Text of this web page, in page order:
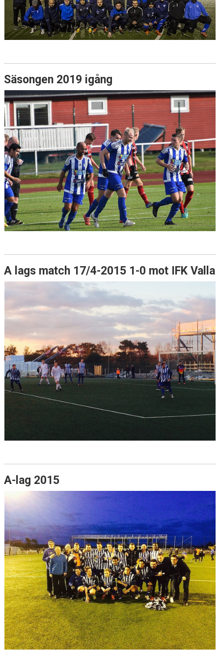
Säsongen 2019 igång
A lags match 17/4-2015 1-0 mot IFK Valla
A-lag 2015